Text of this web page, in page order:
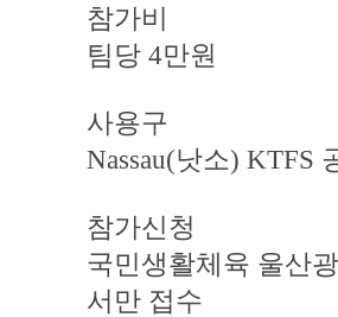
참가비
팀당 4만원
사용구
Nassau(낫소) KTFS
참가신청
국민생활체육 울산
서만 접수